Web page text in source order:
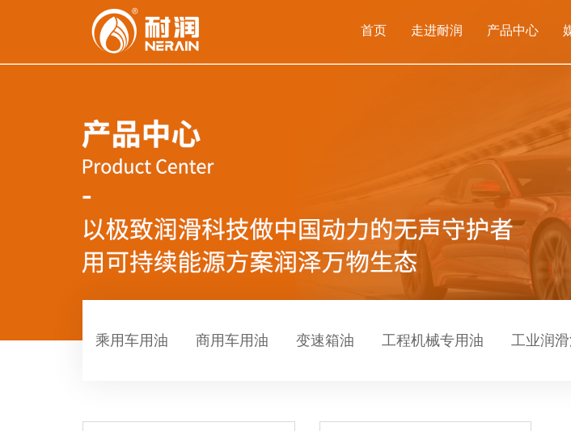
首页 走进耐润 产品中心
乘用车用油 商用车用油 变速箱油 工程机械专用油 工业润